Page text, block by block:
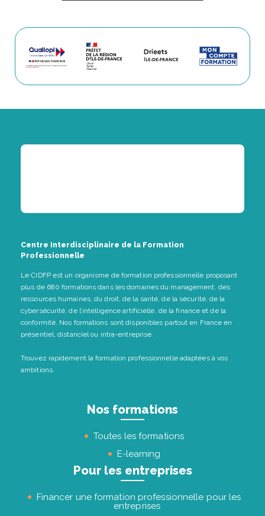
Centre Interdisciplinaire de la Formation
Professionnelle
Le CIDFP est un organisme de formation professionnelle proposant
plus de 680 formations dans les domaines du management, des
ressources humaines, du droit, de la santé, de la sécurité, de la
cybersécurité, de l’intelligence artificielle, de la finance et de la
conformité. Nos formations sont disponibles partout en France en
présentiel, distanciel ou intra-entreprise.
Trouvez rapidement la formation professionnelle adaptées à vos
ambitions.
Nos formations
Toutes les formations
E-learning
Pour les entreprises
Financer une formation professionnelle pour les
entreprises